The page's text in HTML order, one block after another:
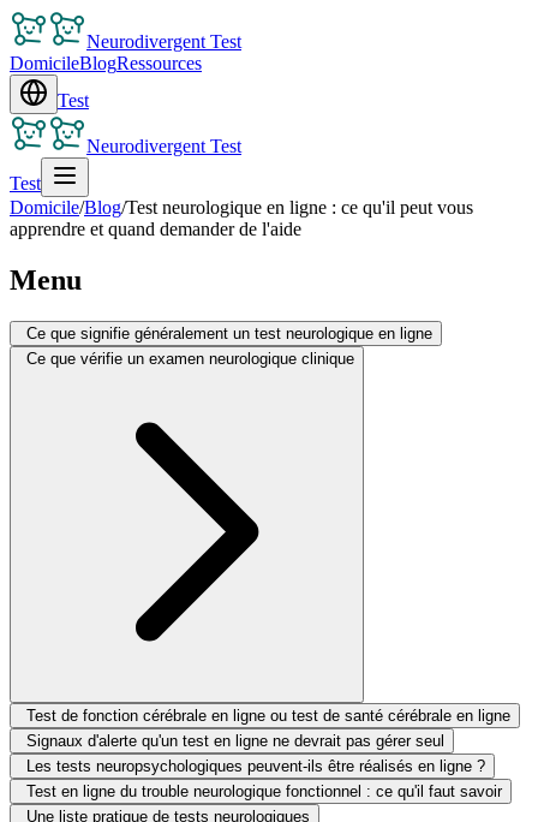
Neurodivergent Test
DomicileBlogRessources
Test
Neurodivergent Test
Test
Domicile/Blog/Test neurologique en ligne : ce qu'il peut vous
apprendre et quand demander de l'aide
Menu
Ce que signifie généralement un test neurologique en ligne
Ce que vérifie un examen neurologique clinique
Test de fonction cérébrale en ligne ou test de santé cérébrale en ligne
Signaux d'alerte qu'un test en ligne ne devrait pas gérer seul
Les tests neuropsychologiques peuvent-ils être réalisés en ligne ?
Test en ligne du trouble neurologique fonctionnel : ce qu'il faut savoir
Une liste pratique de tests neurologiques